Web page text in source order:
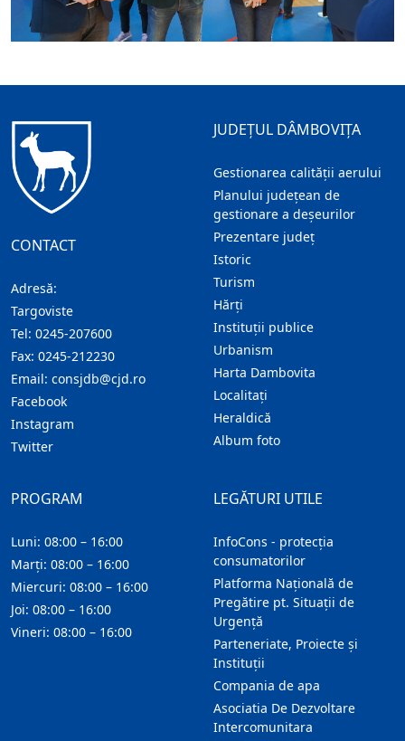
CONTACT
Adresă:
Targoviste
Tel: 0245-207600
Fax: 0245-212230
Email: consjdb@cjd.ro
Facebook
Instagram
Twitter
JUDEȚUL DÂMBOVIȚA
Gestionarea calității aerului
Planului județean de
gestionare a deșeurilor
Prezentare judeţ
Istoric
Turism
Hărţi
Instituţii publice
Urbanism
Harta Dambovita
Localitaţi
Heraldică
Album foto
LEGĂTURI UTILE
InfoCons - protecția
consumatorilor
Platforma Națională de
Pregătire pt. Situații de
Urgență
Parteneriate, Proiecte și
Instituții
Compania de apa
Asociatia De Dezvoltare
Intercomunitara
PROGRAM
Luni: 08:00 – 16:00
Marți: 08:00 – 16:00
Miercuri: 08:00 – 16:00
Joi: 08:00 – 16:00
Vineri: 08:00 – 16:00